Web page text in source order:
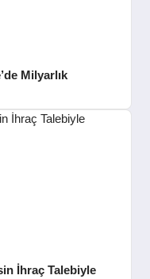
Milyarlık
İhraç Talebiyle